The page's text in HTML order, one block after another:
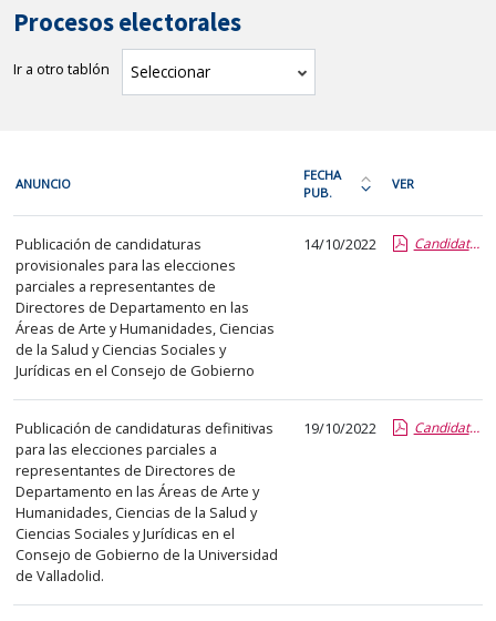
Procesos electorales
Ir a otro tablón Seleccionar tablón
cada
fila
de
la
siguiente
tabla
encontrará
los
anuncios
del
tablón
seleccionado
previamente.
En
la
electorales
ANUNCIO
FECHA
PUB.
Ordena
la
tabla
reciente
VER
Publicación de candidaturas
provisionales para las elecciones
parciales a representantes de
Directores de Departamento en las
Áreas de Arte y Humanidades, Ciencias
de la Salud y Ciencias Sociales y
Jurídicas en el Consejo de Gobierno
14/10/2022 Candidaturas provisionales.pdf
Publicación de candidaturas definitivas
para las elecciones parciales a
representantes de Directores de
Departamento en las Áreas de Arte y
Humanidades, Ciencias de la Salud y
Ciencias Sociales y Jurídicas en el
Consejo de Gobierno de la Universidad
de Valladolid.
19/10/2022 Candidaturas definitivas.pdf